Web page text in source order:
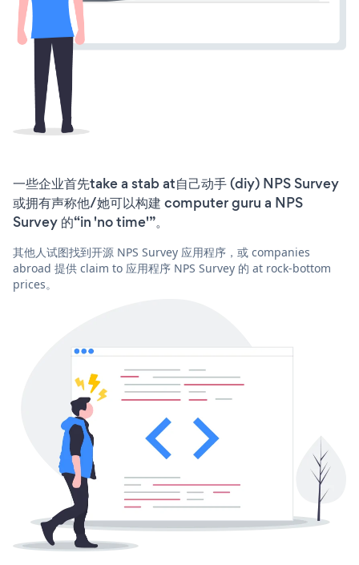
一些企业首先take a stab at自己动手 (diy) NPS Survey
或拥有声称他/她可以构建 computer guru a NPS
Survey 的“in 'no time'”。
其他人试图找到开源 NPS Survey 应用程序，或 companies
abroad 提供 claim to 应用程序 NPS Survey 的 at rock-bottom
prices。